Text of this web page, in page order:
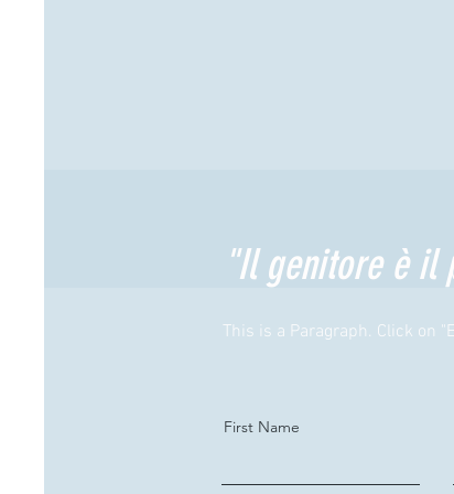
"Il genitore è il
This is a Paragraph. Click on
First Name